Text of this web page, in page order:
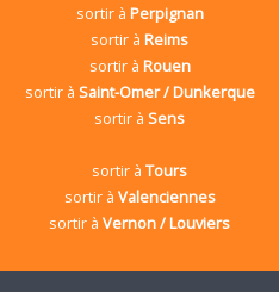
sortir à Perpignan
sortir àReims
sortir à Rouen
sortir à Saint-Omer / Dunkerque
sortir àSens
sortir àTours
sortir à Valenciennes
sortir àVernon / Louviers